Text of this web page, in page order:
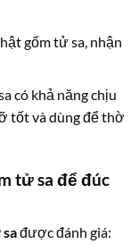
gốm tử sa, nhận
có khả năng chịu
tốt và dùng để thờ
tử sa để đúc
được đánh giá: